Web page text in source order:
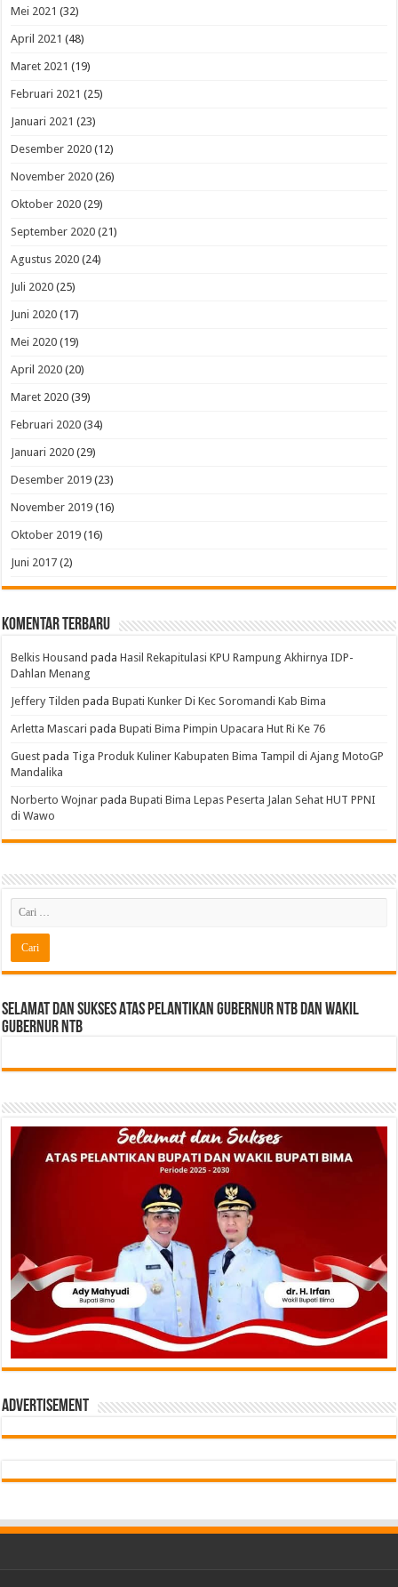
Mei 2021 (32)
April 2021 (48)
Maret 2021 (19)
Februari 2021 (25)
Januari 2021 (23)
Desember 2020 (12)
November 2020 (26)
Oktober 2020 (29)
September 2020 (21)
Agustus 2020 (24)
Juli 2020 (25)
Juni 2020 (17)
Mei 2020 (19)
April 2020 (20)
Maret 2020 (39)
Februari 2020 (34)
Januari 2020 (29)
Desember 2019 (23)
November 2019 (16)
Oktober 2019 (16)
Juni 2017 (2)
Komentar Terbaru
Belkis Housand padaHasil Rekapitulasi KPU Rampung Akhirnya IDP-
Dahlan Menang
Jeffery Tilden padaBupati Kunker Di Kec Soromandi Kab Bima
Arletta Mascari padaBupati Bima Pimpin Upacara Hut Ri Ke 76
Guest pada Tiga Produk Kuliner Kabupaten Bima Tampil di Ajang MotoGP
Mandalika
Norberto Wojnar padaBupati Bima Lepas Peserta Jalan Sehat HUT PPNI
di Wawo
Selamat dan sukses Atas pelantikan Gubernur NTB Dan Wakil
gubernur NTB
Advertisement